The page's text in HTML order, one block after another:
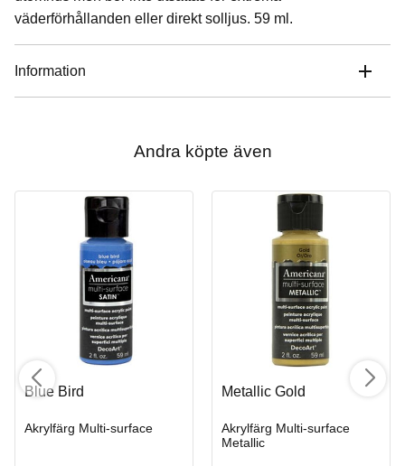
väderförhållanden eller direkt solljus. 59 ml.
Information
Andra köpte även
Blue Bird
Akrylfärg Multi-surface
Metallic Gold
Akrylfärg Multi-surface
Metallic